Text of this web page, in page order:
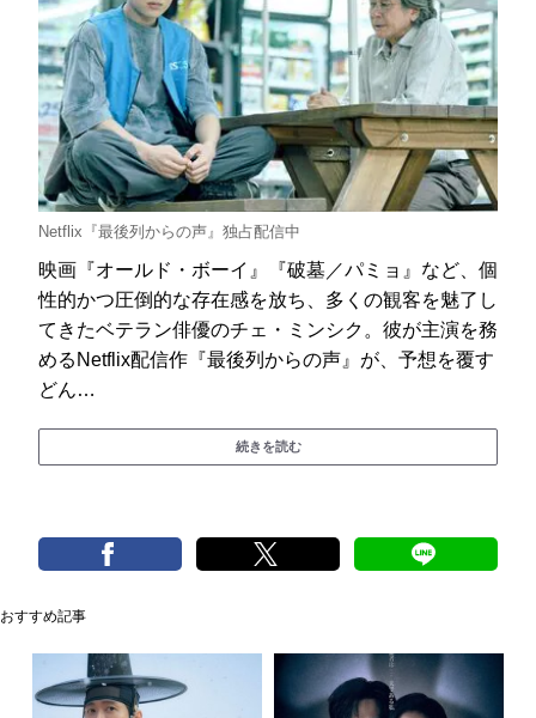
Netflix『最後列からの声』独占配信中
映画『オールド・ボーイ』『破墓／パミョ』など、個
性的かつ圧倒的な存在感を放ち、多くの観客を魅了し
てきたベテラン俳優のチェ・ミンシク。彼が主演を務
めるNetflix配信作『最後列からの声』が、予想を覆す
どん…
続きを読む
おすすめ記事